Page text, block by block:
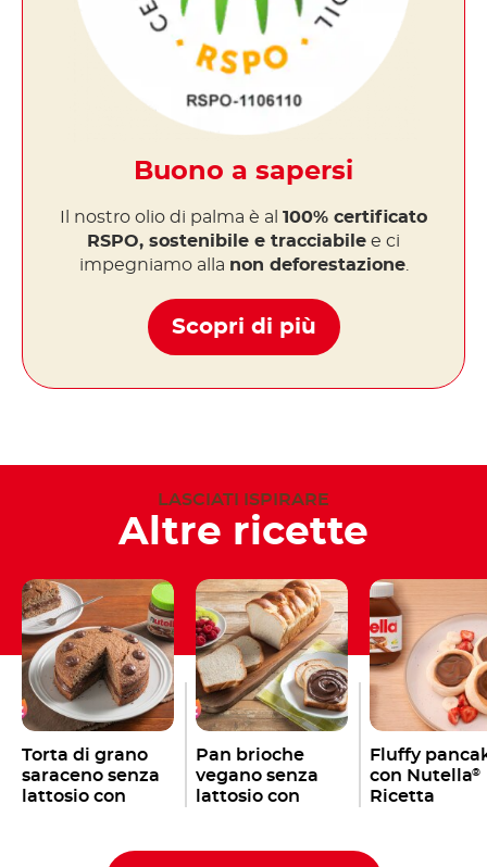
Buono a sapersi
Il nostro olio di palma è al 100% certificato
RSPO, sostenibile e tracciabile e ci
impegniamo alla non deforestazione.
Scopri di più
LASCIATI ISPIRARE
Altre ricette
Torta di grano
saraceno senza
lattosio con
Pan brioche
vegano senza
lattosio con
Fluffy
con Nutella®
Ricetta